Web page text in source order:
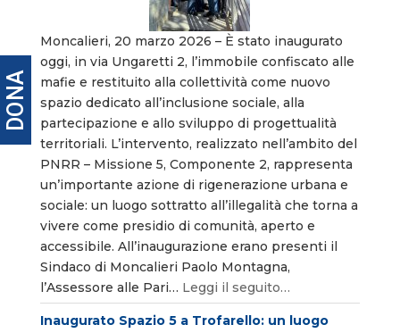
Moncalieri, 20 marzo 2026 – È stato inaugurato
oggi, in via Ungaretti 2, l’immobile confiscato alle
mafie e restituito alla collettività come nuovo
spazio dedicato all’inclusione sociale, alla
partecipazione e allo sviluppo di progettualità
territoriali. L’intervento, realizzato nell’ambito del
PNRR – Missione 5, Componente 2, rappresenta
un’importante azione di rigenerazione urbana e
sociale: un luogo sottratto all’illegalità che torna a
vivere come presidio di comunità, aperto e
accessibile. All’inaugurazione erano presenti il
Sindaco di Moncalieri Paolo Montagna,
l’Assessore alle Pari… Leggi il seguito…
Inaugurato Spazio 5 a Trofarello: un luogo
DONA